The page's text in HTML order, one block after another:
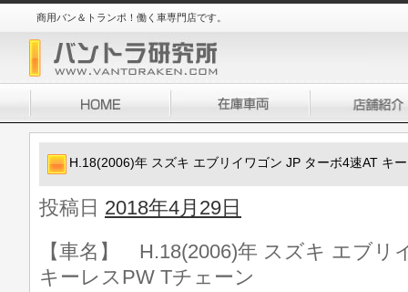
商用バン＆トランポ！働く車専門店です。
H.18(2006)年 スズキ エブリイワゴン JP ターボ4速AT キ
投稿日 2018年4月29日
【車名】 H.18(2006)年 スズキ エブリ
キーレスPW Tチェーン